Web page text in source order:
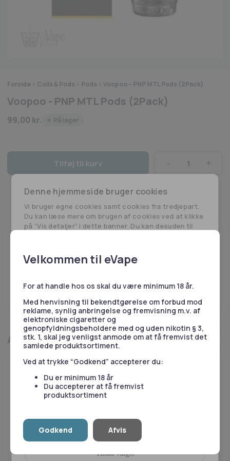
Velkommen til eVape
For at handle hos os skal du være minimum 18 år.
Med henvisning til bekendtgørelse om forbud mod
reklame, synlig anbringelse og fremvisning m.v. af
elektroniske cigaretter og
genopfyldningsbeholdere med og uden nikotin § 3,
stk. 1, skal jeg venligst anmode om at få fremvist det
samlede produktsortiment.
Ved at trykke “Godkend” accepterer du:
Du er minimum 18 år
Du accepterer at få fremvist
produktsortiment
Godkend Afvis
Forside > Coils & Pods > Pods > Voopoo – PNP MTL Pods (2Pack)
Voopoo - PNP MTL Pods (2Pack)
99,00 kr.
PNP
MTL
Pods
(2Pack)
Tilføj til kurv
Vores kundeservice er klar til at besvare dine spørgsmål på
telefon eller email.
53 55 51 51
Andre kiggede også på
Denne hjemmeside bruger cookies
Vi bruger egne cookies samt cookies fra tredjepart.
Du kan læse mere om brugen af cookies ved at klikke
på ”Vis detaljer” i dette banner. Du kan desuden til
af siden.
Herudover bruger vi også cookies til at indsamle
effektiviteten af vores annoncering. For mere
Responsibility Site .
Nødvendige Statistik
Marketing
Tillad valgte
Tillad alle